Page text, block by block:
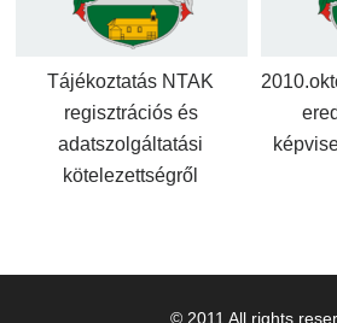
Tájékoztatás NTAK
regisztrációs és
adatszolgáltatási
kötelezettségről
© 2011 All rights